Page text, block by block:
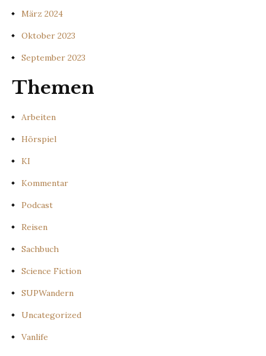
März 2024
Oktober 2023
September 2023
Themen
Arbeiten
Hörspiel
KI
Kommentar
Podcast
Reisen
Sachbuch
Science Fiction
SUPWandern
Uncategorized
Vanlife